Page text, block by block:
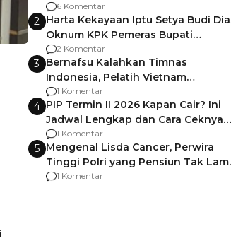
Gagalnya Negara Jamin Keamanan
6 Komentar
2 Harta Kekayaan Iptu Setya Budi
Oknum KPK Pemeras Bupati
Pemalang
2 Komentar
3 Bernafsu Kalahkan Timnas
Indonesia, Pelatih Vietnam
Berencana Pakai Jimat di Pakansari
1 Komentar
4 PIP Termin II 2026 Kapan Cair? Ini
Jadwal Lengkap dan Cara Ceknya
agar Dana Tidak Hangus!
1 Komentar
5 Mengenal Lisda Cancer, Perwira
Tinggi Polri yang Pensiun Tak
Usai Jadi Brigjen
1 Komentar